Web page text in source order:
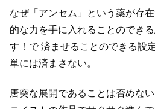
なぜ「アンセム」という薬が存在
的な力を手に入れることのでき
す！で済ませることのできる設
単には済まさない。
唐突な展開であることは否めない